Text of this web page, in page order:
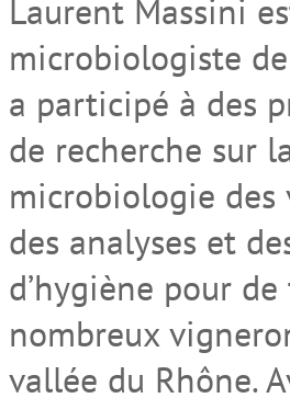
Laurent Massini
microbiologiste
a participé à des
de recherche sur
microbiologie des
des analyses et
d’hygiène pour de
nombreux
vallée du Rhône.